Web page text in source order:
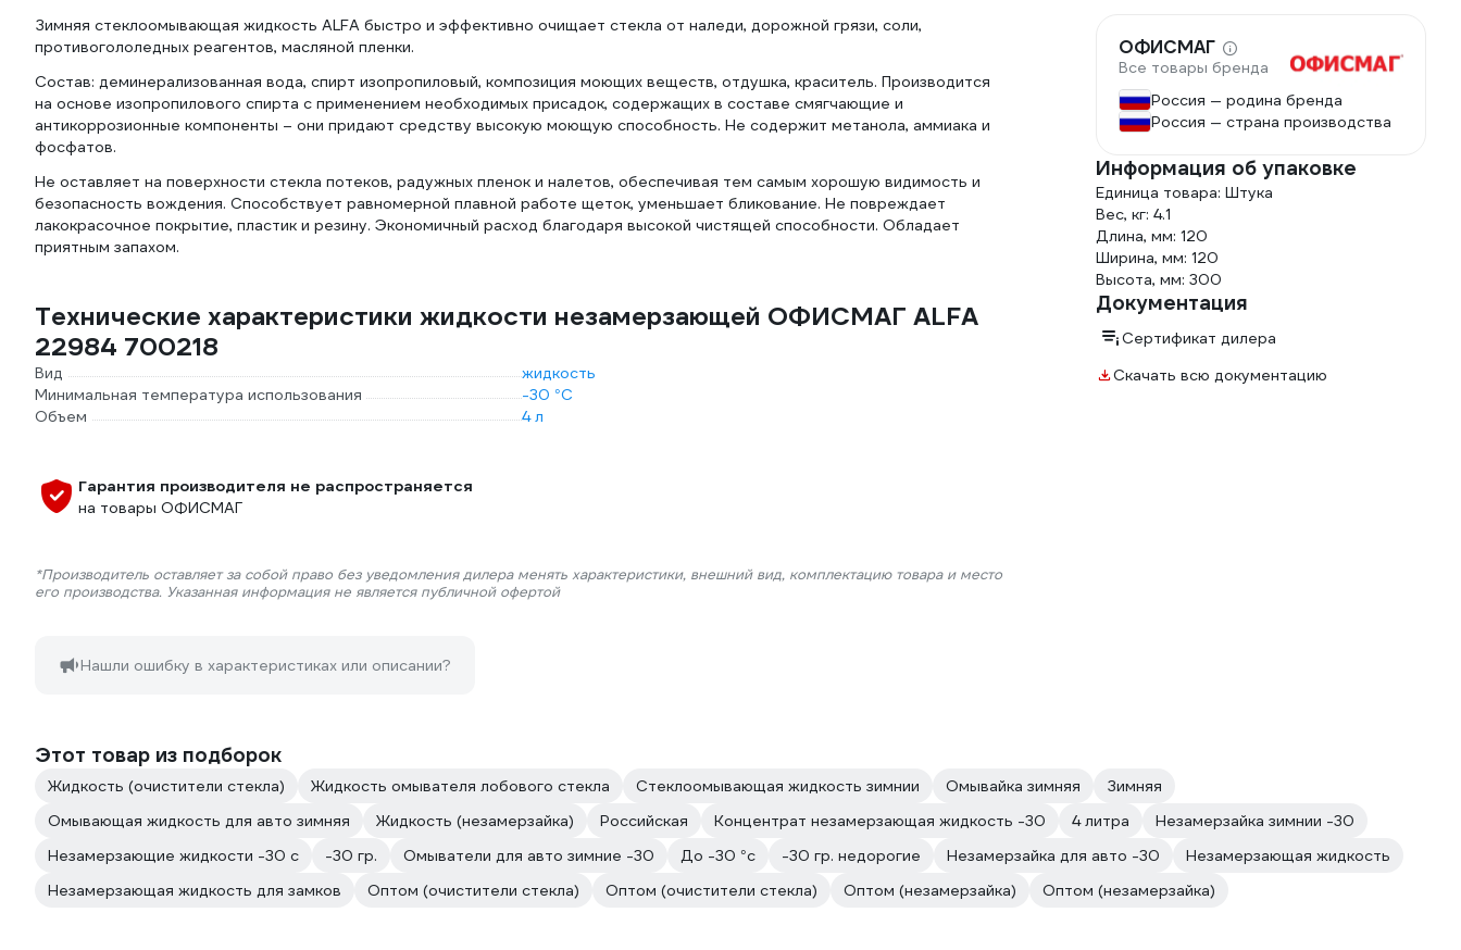
Зимняя cтеклоомывающая жидкость ALFA быстро и эффективно очищает стекла от наледи, дорожной грязи, соли,
противогололедных реагентов, масляной пленки.
Состав: деминерализованная вода, спирт изопропиловый, композиция моющих веществ, отдушка, краситель. Производится
на основе изопропилового спирта с применением необходимых присадок, содержащих в составе смягчающие и
антикоррозионные компоненты – они придают средству высокую моющую способность. Не содержит метанола, аммиака и
фосфатов.
Не оставляет на поверхности стекла потеков, радужных пленок и налетов, обеспечивая тем самым хорошую видимость и
безопасность вождения. Способствует равномерной плавной работе щеток, уменьшает бликование. Не повреждает
лакокрасочное покрытие, пластик и резину. Экономичный расход благодаря высокой чистящей способности. Обладает
приятным запахом.
Технические характеристики жидкости незамерзающей ОФИСМАГ ALFA
22984 700218
Вид
жидкость
Минимальная температура использования
-30 °С
Объем
4 л
Гарантия производителя не распространяется
на товары ОФИСМАГ
*Производитель оставляет за собой право без уведомления дилера менять характеристики, внешний вид, комплектацию товара и место
его производства. Указанная информация не является публичной офертой
Нашли ошибку в характеристиках или описании?
ОФИСМАГ
Все товары бренда
Россия — родина бренда
Россия — страна производства
Информация об упаковке
Единица товара: Штука
Вес, кг: 4.1
Длина, мм: 120
Ширина, мм: 120
Высота, мм: 300
Документация
Сертификат дилера
Скачать всю документацию
Этот товар из подборок
Жидкость (очистители стекла) Жидкость омывателя лобового стекла Стеклоомывающая жидкость зимнии Омывайка зимняя
Зимняя
Омывающая жидкость для авто зимняя
Жидкость (незамерзайка) Российская Концентрат незамерзающая жидкость -30 4 литра
Незамерзайка зимнии -30
Незамерзающие жидкости -30 с
-30 гр. Омыватели для авто зимние -30 До -30 °с -30 гр. недорогие Незамерзайка для авто -30
Незамерзающая жидкость
Незамерзающая жидкость для замков
Оптом (очистители стекла) Оптом (очистители стекла) Оптом (незамерзайка) Оптом (незамерзайка)